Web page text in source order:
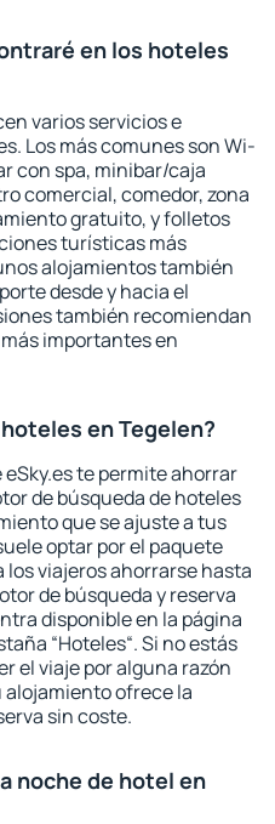
en los hoteles
varios servicios e
Los más comunes son Wi-
con spa, minibar/caja
comercial, comedor, zona
gratuito, y folletos
turísticas más
alojamientos también
desde y hacia el
también recomiendan
importantes en
en Tegelen?
te permite ahorrar
de búsqueda de hoteles
que se ajuste a tus
optar por el paquete
los viajeros ahorrarse hasta
de búsqueda y reserva
disponible en la página
“Hoteles“. Si no estás
el viaje por alguna razón
ofrece la
sin coste.
noche de hotel en